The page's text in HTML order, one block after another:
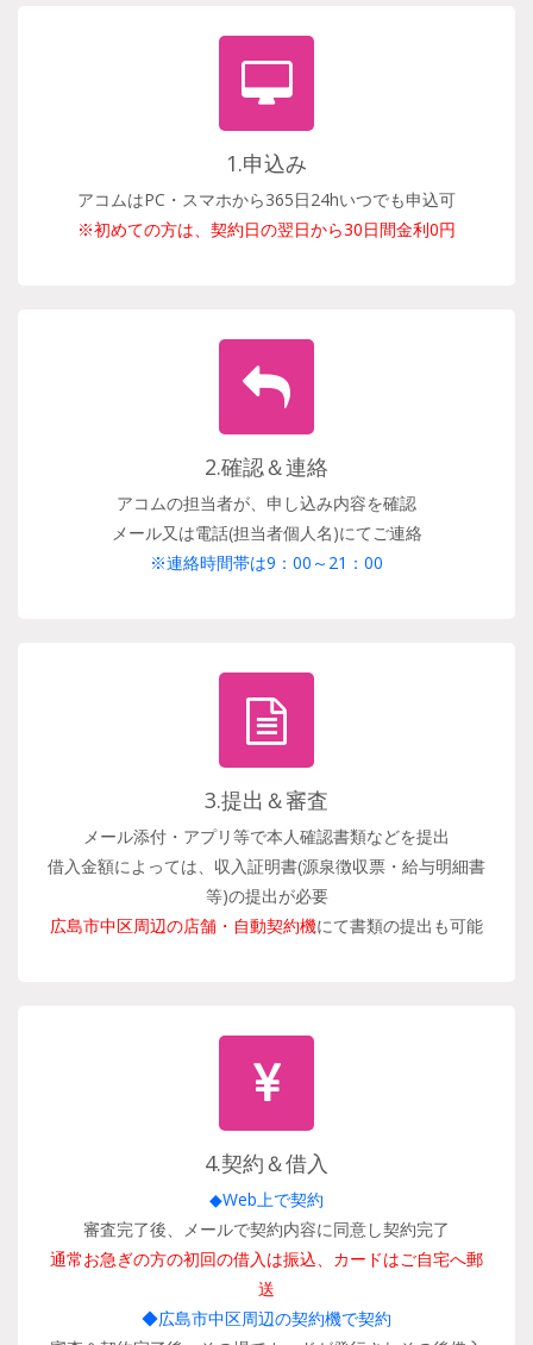
1.申込み
アコムはPC・スマホから365日24hいつでも申込可
※初めての方は、契約日の翌日から30日間金利0円
2.確認＆連絡
アコムの担当者が、申し込み内容を確認
メール又は電話(担当者個人名)にてご連絡
※連絡時間帯は9：00～21：00
3.提出＆審査
メール添付・アプリ等で本人確認書類などを提出
借入金額によっては、収入証明書(源泉徴収票・給与明細書
等)の提出が必要
広島市中区周辺の店舗・自動契約機にて書類の提出も可能
4.契約＆借入
◆Web上で契約
審査完了後、メールで契約内容に同意し契約完了
通常お急ぎの方の初回の借入は振込、カードはご自宅へ郵
送
◆広島市中区周辺の契約機で契約